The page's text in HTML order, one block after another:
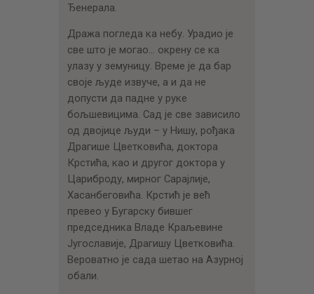
Ђенерала.
Дража погледа ка небу. Урадио је
све што је могао… окрену се ка
улазу у земуницу. Време је да бар
своје људе извуче, а и да не
допусти да падне у руке
бољшевицима. Сад је све зависило
од двојице људи – у Нишу, рођака
Драгише Цветковића, доктора
Крстића, као и другог доктора у
Цариброду, мирног Сарајлије,
Хасанбеговића. Крстић је већ
превео у Бугарску бившег
председника Владе Краљевине
Југославије, Драгишу Цветковића.
Вероватно је сада шетао на Азурној
обали.